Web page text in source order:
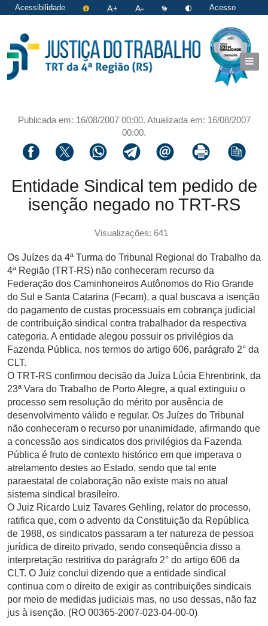
Acessibilidade
Acesso
Publicada em: 16/08/2007 00:00. Atualizada em: 16/08/2007
00:00.
Compartilhar via facebook
Compartilhar via twitter
Compartilhar via whatsapp
Compartilhar via telegram
Compartilhar via email
Imprimir a página
Copiar
Entidade Sindical tem pedido de
isenção negado no TRT-RS
Visualizações: 641
Os Juízes da 4ª Turma do Tribunal Regional do Trabalho da
4ª Região (TRT-RS) não conheceram recurso da
Federação dos Caminhoneiros Autônomos do Rio Grande
do Sul e Santa Catarina (Fecam), a qual buscava a isenção
do pagamento de custas processuais em cobrança judicial
de contribuição sindical contra trabalhador da respectiva
categoria. A entidade alegou possuir os privilégios da
Fazenda Pública, nos termos do artigo 606, parágrafo 2° da
CLT.
O TRT-RS confirmou decisão da Juíza Lúcia Ehrenbrink, da
23ª Vara do Trabalho de Porto Alegre, a qual extinguiu o
processo sem resolução do mérito por ausência de
desenvolvimento válido e regular. Os Juízes do Tribunal
não conheceram o recurso por unanimidade, afirmando que
a concessão aos sindicatos dos privilégios da Fazenda
Pública é fruto de contexto histórico em que imperava o
atrelamento destes ao Estado, sendo que tal ente
paraestatal de colaboração não existe mais no atual
sistema sindical brasileiro.
O Juiz Ricardo Luiz Tavares Gehling, relator do processo,
ratifica que, com o advento da Constituição da República
de 1988, os sindicatos passaram a ter natureza de pessoa
jurídica de direito privado, sendo conseqüência disso a
interpretação restritiva do parágrafo 2° do artigo 606 da
CLT. O Juiz conclui dizendo que a entidade sindical
continua com o direito de exigir as contribuições sindicais
por meio de medidas judiciais mas, no uso dessas, não faz
jus à isenção. (RO 00365-2007-023-04-00-0)